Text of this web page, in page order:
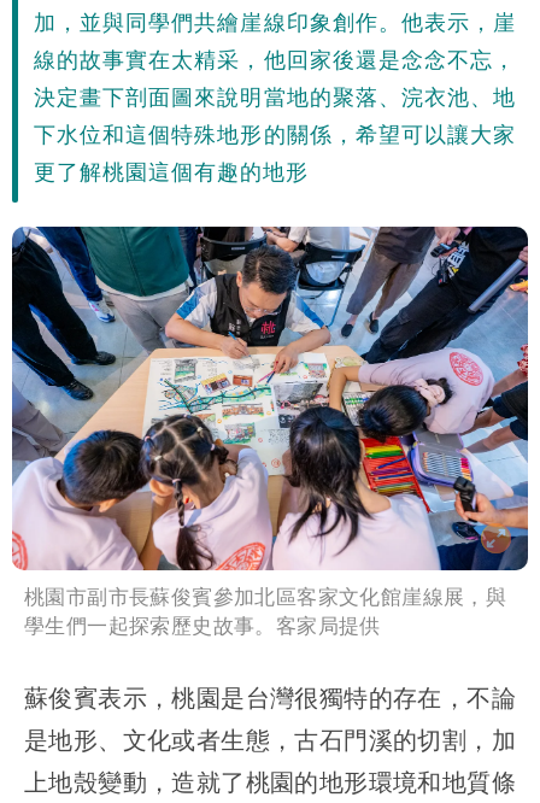
加，並與同學們共繪崖線印象創作。他表示，崖
線的故事實在太精采，他回家後還是念念不忘，
決定畫下剖面圖來說明當地的聚落、浣衣池、地
下水位和這個特殊地形的關係，希望可以讓大家
更了解桃園這個有趣的地形
桃園市副市長蘇俊賓參加北區客家文化館崖線展，與
學生們一起探索歷史故事。客家局提供
蘇俊賓表示，桃園是台灣很獨特的存在，不論
是地形、文化或者生態，古石門溪的切割，加
上地殼變動，造就了桃園的地形環境和地質條